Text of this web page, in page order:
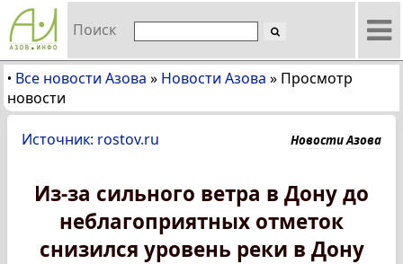
Поиск
• Все новости Азова » Новости Азова » Просмотр
новости
Источник: rostov.ru Новости Азова
Из-за сильного ветра в Дону до
неблагоприятных отметок
снизился уровень реки в Дону